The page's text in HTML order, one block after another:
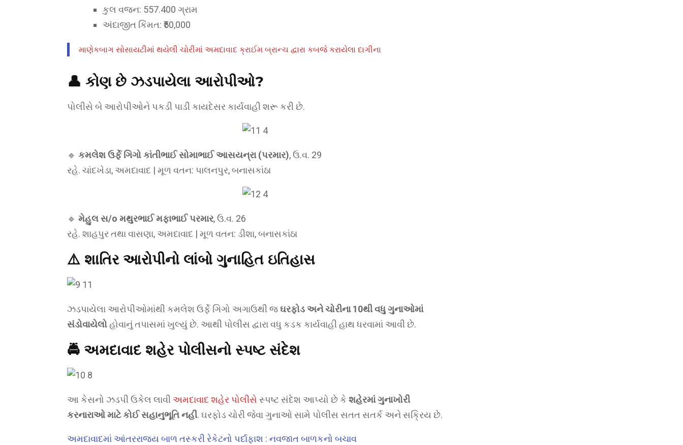
કુલ વજન: 557.400 ગ્રામ
અંદાજીત કિંમત: ₹50,000
માણેકબાગ સોસાયટીમાં થયેલી ચોરીમાં અમદાવાદ ક્રાઈમ બ્રાન્ચ દ્વારા કબજે કરાયેલા દાગીના
👤 કોણ છે ઝડપાયેલા આરોપીઓ?
પોલીસે બે આરોપીઓને પકડી પાડી કાયદેસર કાર્યવાહી શરૂ કરી છે.
🔹 કમલેશ ઉર્ફે ગિગો કાંતીભાઈ સોમાભાઈ આસયન્રા (પરમાર), ઉ.વ. 29
રહે. ચાંદખેડા, અમદાવાદ | મૂળ વતન: પાલનપુર, બનાસકાંઠા
🔹 મેહુલ સ/o મથુરભાઈ મફાભાઈ પરમાર, ઉ.વ. 26
રહે. શાહપુર તથા વાસણા, અમદાવાદ | મૂળ વતન: ડીશા, બનાસકાંઠા
⚠️ શાતિર આરોપીનો લાંબો ગુનાહિત ઇતિહાસ
ઝડપાયેલા આરોપીઓમાંથી કમલેશ ઉર્ફે ગિગો અગાઉથી જઘરફોડ અને ચોરીના 10થી વધુ ગુનાઓમાં
સંડોવાયેલોહોવાનું તપાસમાં ખુલ્યું છે. આથી પોલીસ દ્વારા વધુ કડક કાર્યવાહી હાથ ધરવામાં આવી છે.
🚔 અમદાવાદ શહેર પોલીસનો સ્પષ્ટ સંદેશ
આ કેસનો ઝડપી ઉકેલ લાવી અમદાવાદ શહેર પોલીસે સ્પષ્ટ સંદેશ આપ્યો છે કે શહેરમાં ગુનાખોરી
કરનારાઓ માટે કોઈ સહાનુભૂતિ નહીં. ઘરફોડ ચોરી જેવા ગુનાઓ સામે પોલીસ સતત સતર્ક અને સક્રિય છે.
અમદાવાદમાં આંતરરાજ્ય બાળ તસ્કરી રેકેટનો પર્દાફાશ : નવજાત બાળકનો બચાવ